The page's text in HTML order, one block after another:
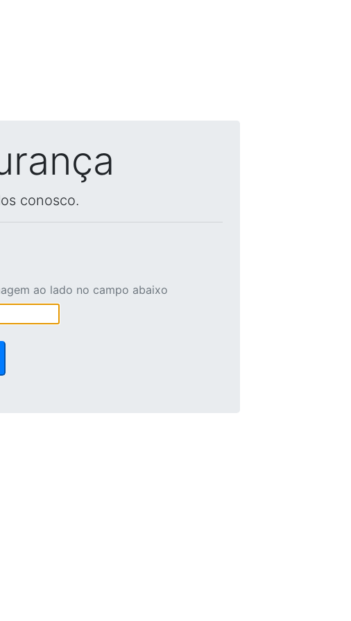
conosco.
ao lado no campo abaixo